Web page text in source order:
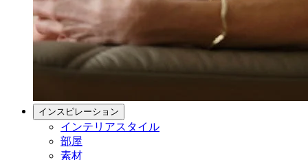
インスピレーション
インテリアスタイル
部屋
素材